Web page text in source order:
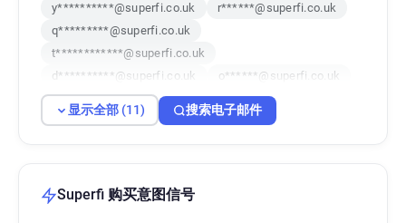
y**********@superfi.co.uk
r******@superfi.co.uk
q*********@superfi.co.uk
t************@superfi.co.uk
d**********@superfi.co.uk
o******@superfi.co.uk
a*********@superfi.co.uk
a************@superfi.co.uk
显示全部 (11) 搜索电子邮件
Superfi 购买意图信号